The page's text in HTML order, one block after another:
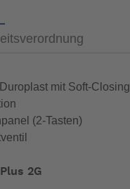
mit Soft-Closing
(2-Tasten)
2G